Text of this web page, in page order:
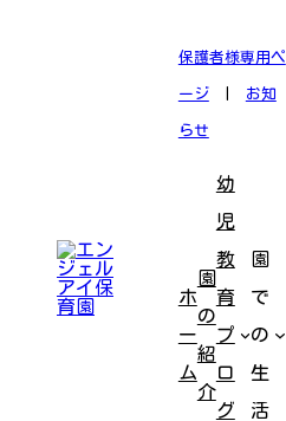
保護者様専用ペ
ージ| お知
らせ
ホ
ー
ム
園
の
紹
介
幼
児
教
育
プ
ロ
グ
園
で
の
生
活